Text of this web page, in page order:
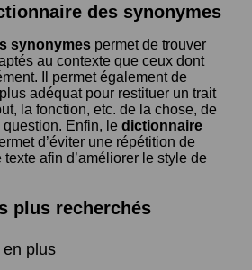
des synonymes
synonymes permet de trouver
au contexte que ceux dont
Il permet également de
adéquat pour restituer un trait
la fonction, etc. de la chose, de
question. Enfin, le dictionnaire
d’éviter une répétition de
afin d’améliorer le style de
plus recherchés
en plus